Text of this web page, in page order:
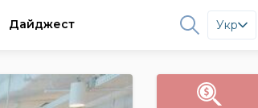
Дайджест Укр